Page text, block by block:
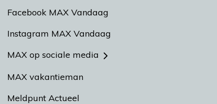
Facebook MAX Vandaag
Instagram MAX Vandaag
MAX op sociale media
MAX vakantieman
Meldpunt Actueel